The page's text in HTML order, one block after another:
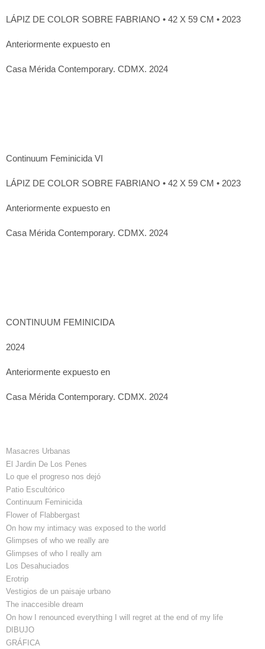
LÁPIZ DE COLOR SOBRE FABRIANO • 42 X 59 CM • 2023
Anteriormente expuesto en
Casa Mérida Contemporary. CDMX. 2024
Continuum Feminicida VI
LÁPIZ DE COLOR SOBRE FABRIANO • 42 X 59 CM • 2023
Anteriormente expuesto en
Casa Mérida Contemporary. CDMX. 2024
CONTINUUM FEMINICIDA
2024
Anteriormente expuesto en
Casa Mérida Contemporary. CDMX. 2024
Masacres Urbanas
El Jardin De Los Penes
Lo que el progreso nos dejó
Patio Escultórico
Continuum Feminicida
Flower of Flabbergast
On how my intimacy was exposed to the world
Glimpses of who we really are
Glimpses of who I really am
Los Desahuciados
Erotrip
Vestigios de un paisaje urbano
The inaccesible dream
On how I renounced everything I will regret at the end of my life
DIBUJO
GRÁFICA